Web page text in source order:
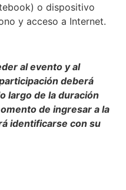
o dispositivo
y acceso a Internet.
al evento y al
deberá
largo de la duración
de ingresar a la
identificarse con su